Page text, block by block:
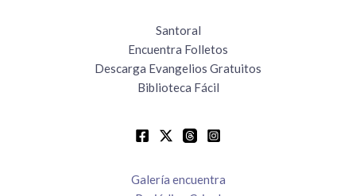
Santoral
Encuentra Folletos
Descarga Evangelios Gratuitos
Biblioteca Fácil
Galería encuentra